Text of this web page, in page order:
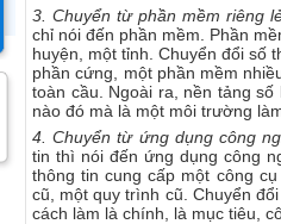
3. Chuyển từ phần mềm riêng
chỉ nói đến phần mềm. Phần
huyện, một tỉnh. Chuyển đổi số
phần cứng, một phần mềm
toàn cầu. Ngoài ra, nền tảng
nào đó mà là một môi trường
4. Chuyển từ ứng dụng công
tin thì nói đến ứng dụng công
thông tin cung cấp một công
cũ, một quy trình cũ. Chuyển
cách làm là chính, là mục tiêu,